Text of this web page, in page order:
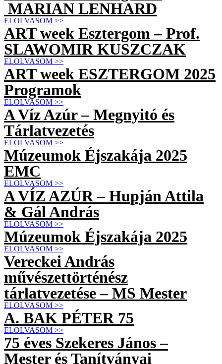
MARIAN LENHARD
ELOLVASOM >>
ART week Esztergom – Prof.
SLAWOMIR KUSZCZAK
ELOLVASOM >>
ART week ESZTERGOM 2025
Programok
ELOLVASOM >>
A Víz Azúr – Megnyitó és
Tárlatvezetés
ELOLVASOM >>
Múzeumok Éjszakája 2025
EMC
ELOLVASOM >>
A VÍZ AZÚR – Hupján Attila
& Gál András
ELOLVASOM >>
Múzeumok Éjszakája 2025
ELOLVASOM >>
Vereckei András
művészettörténész
tárlatvezetése – MS Mester
ELOLVASOM >>
A. BAK PÉTER 75
ELOLVASOM >>
75 éves Szekeres János –
Mester és Tanítványai